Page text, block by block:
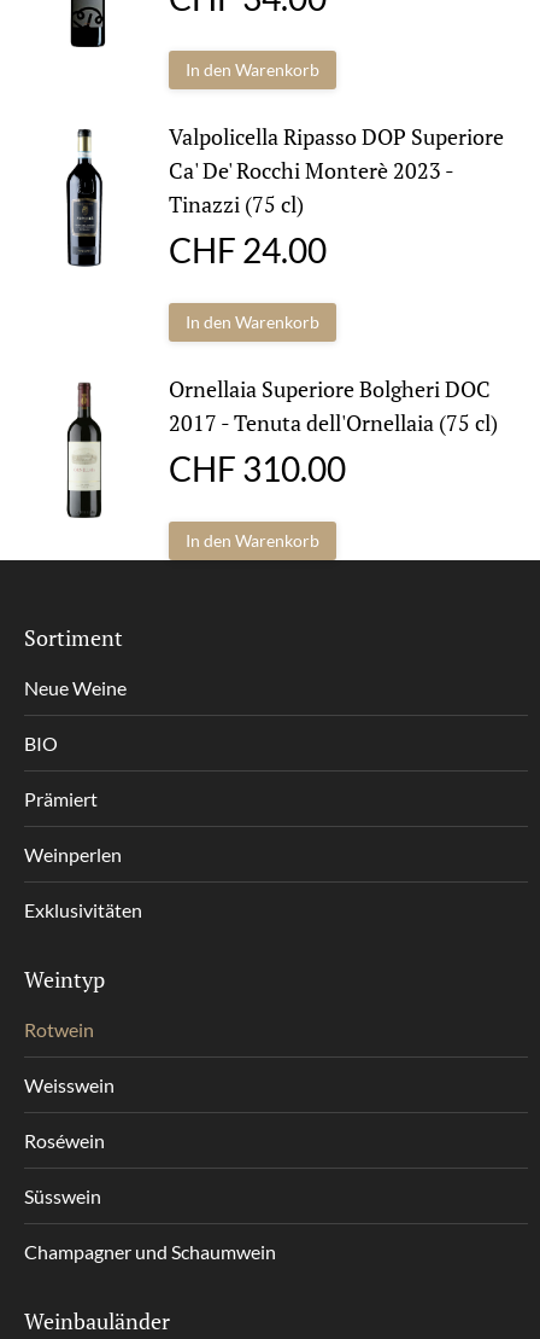
In den Warenkorb
Valpolicella Ripasso DOP Superiore
Ca' De' Rocchi Monterè 2023 -
Tinazzi (75 cl)
CHF 24.00
In den Warenkorb
Ornellaia Superiore Bolgheri DOC
2017 - Tenuta dell'Ornellaia (75 cl)
CHF 310.00
In den Warenkorb
Sortiment
Neue Weine
BIO
Prämiert
Weinperlen
Exklusivitäten
Weintyp
Rotwein
Weisswein
Roséwein
Süsswein
Champagner und Schaumwein
Weinbauländer